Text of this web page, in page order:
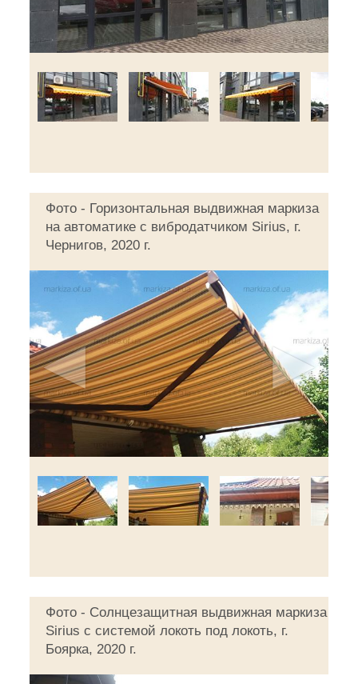
Фото - Горизонтальная выдвижная маркиза
на автоматике с вибродатчиком Sirius, г.
Чернигов, 2020 г.
◄ ►
Фото - Солнцезащитная выдвижная маркиза
Sirius с системой локоть под локоть, г.
Боярка, 2020 г.